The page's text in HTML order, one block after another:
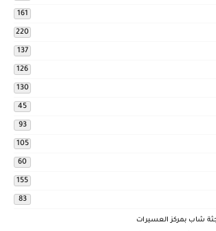
161
220
137
126
130
45
93
105
60
155
83
شاب بمركز العسيرات